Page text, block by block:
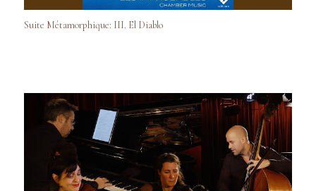
Suite Métamorphique: III. El Diablo